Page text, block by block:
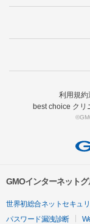
利用規約
best choice クリ
GMOインターネット
世界初総合ネットセキュ
パスワード漏洩診断